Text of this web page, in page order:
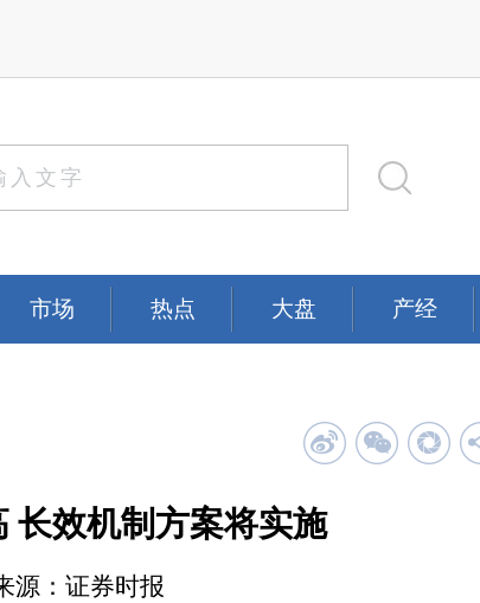
市场 热点 大盘 产经
长效机制方案将实施
源：证券时报